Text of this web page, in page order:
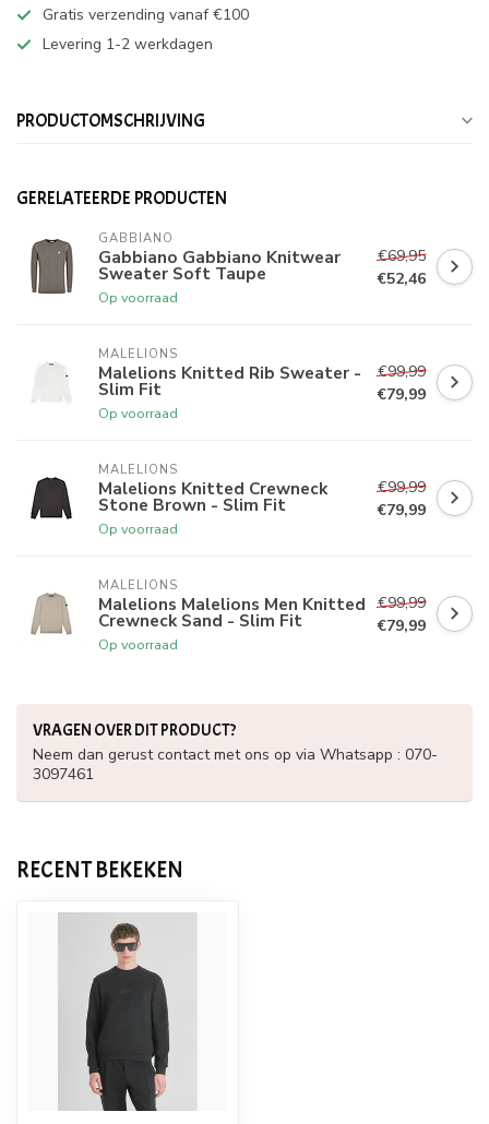
Gratis verzending vanaf €100
Levering 1-2 werkdagen
PRODUCTOMSCHRIJVING
GERELATEERDE PRODUCTEN
GABBIANO
Gabbiano Gabbiano Knitwear
Sweater Soft Taupe
Op voorraad
€69,95
€52,46
MALELIONS
Malelions Knitted Rib Sweater -
Slim Fit
Op voorraad
€99,99
€79,99
MALELIONS
Malelions Knitted Crewneck
Stone Brown - Slim Fit
Op voorraad
€99,99
€79,99
MALELIONS
Malelions Malelions Men Knitted
Crewneck Sand - Slim Fit
Op voorraad
€99,99
€79,99
VRAGEN OVER DIT PRODUCT?
Neem dan gerust contact met ons op via Whatsapp : 070-
3097461
RECENT BEKEKEN